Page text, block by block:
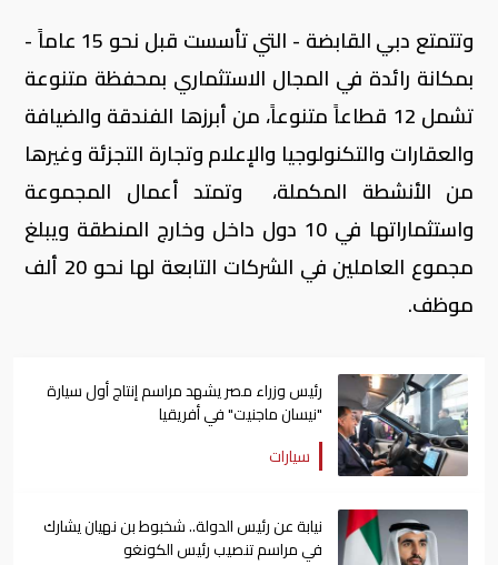
وتتمتع دبي القابضة - التي تأسست قبل نحو 15 عاماً -
بمكانة رائدة في المجال الاستثماري بمحفظة متنوعة
تشمل 12 قطاعاً متنوعاً، من أبرزها الفندقة والضيافة
والعقارات والتكنولوجيا والإعلام وتجارة التجزئة وغيرها
من الأنشطة المكملة، وتمتد أعمال المجموعة
واستثماراتها في 10 دول داخل وخارج المنطقة ويبلغ
مجموع العاملين في الشركات التابعة لها نحو 20 ألف
موظف.
رئيس وزراء مصر يشهد مراسم إنتاج أول سيارة
"نيسان ماجنيت" في أفريقيا
سيارات
نيابة عن رئيس الدولة.. شخبوط بن نهيان يشارك
في مراسم تنصيب رئيس الكونغو